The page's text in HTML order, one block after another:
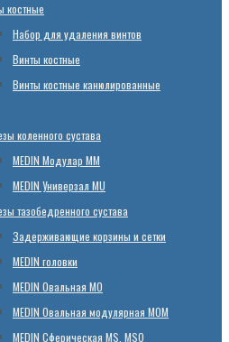
костные
Набор для удаления винтов
Винты костные
Винты костные канюлированные
коленного сустава
МЕDIN Модулар ММ
МЕDIN Универзал MU
тазобедренного сустава
Задерживающие корзины и сетки
МЕDIN головки
МЕDIN Овальная MО
МЕDIN Овальная модулярная MOM
МЕDIN Сферическая MS, MSO